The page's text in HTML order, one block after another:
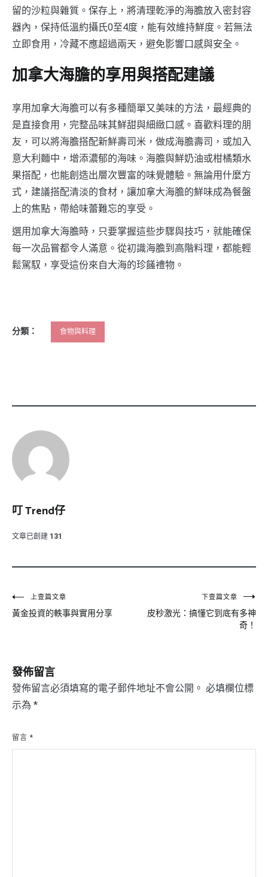
留的沙粒與雜質。保存上，將清理乾淨的海膽放入密封容
器內，保持低溫約攝氏0至4度，能有效維持鮮度。若無法
立即食用，冷藏不應超過兩天，避免影響口感與安全。
加拿大海膽的享用與搭配建議
享用加拿大海膽可以有多種簡單又美味的方法，最經典的
是直接食用，完整品味其鮮甜與細緻口感。喜歡料理的朋
友，可以將海膽搭配新鮮壽司米，做成海膽壽司，或加入
意大利麵中，增添濃郁的海味。海膽與鮮奶油或柑橘類水
果搭配，也能創造出層次豐富的味覺體驗。無論用什麼方
式，建議搭配清淡的食材，讓加拿大海膽的鮮味成為餐盤
上的焦點，帶給味蕾難忘的享受。
選用加拿大海膽時，只要掌握這些步驟與技巧，就能確保
每一次品嘗都令人滿意。從初識海膽到高階料理，都能輕
鬆駕馭，享受這份來自大海的珍饈禮物。
分類： 食物與料理
叮 Trend仔
文章已創建 131
文
章
覽
上壹篇文章
黃金投資的軼事與實用分享
下壹篇文章
皮秒激光：搞懂它到底有多神
奇！
發佈留言
發佈留言必須填寫的電子郵件地址不會公開。 必填欄位標
示為 *
留言 *